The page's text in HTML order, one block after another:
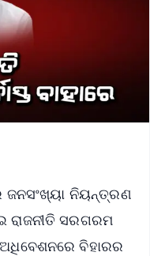
ଜନସଂଖ୍ୟା ନିୟନ୍ତ୍ରଣ
ରାଜନୀତି ସରଗରମ
ଅଧିବେଶନରେ ବିହାରର